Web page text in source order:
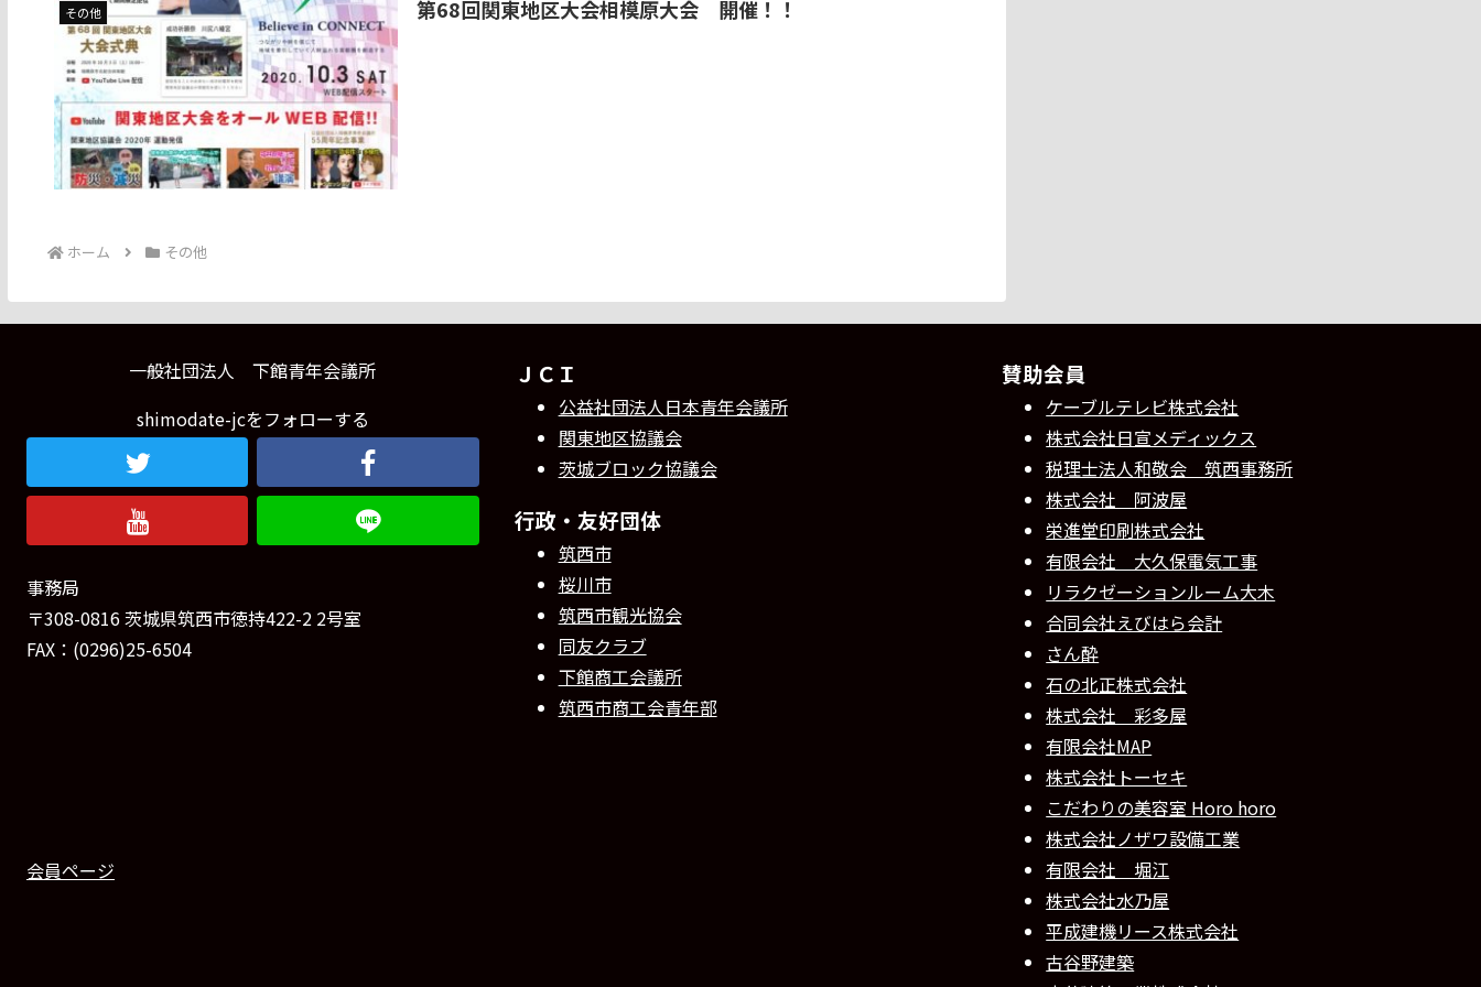
その他 第68回関東地区大会相模原大会 開催！！
ホーム その他
一般社団法人 下館青年会議所
shimodate-jcをフォローする
事務局
〒308-0816 茨城県筑西市徳持422-2 2号室
FAX：(0296)25-6504
会員ページ
ＪＣＩ
公益社団法人日本青年会議所
関東地区協議会
茨城ブロック協議会
行政・友好団体
筑西市
桜川市
筑西市観光協会
同友クラブ
下館商工会議所
筑西市商工会青年部
賛助会員
ケーブルテレビ株式会社
株式会社日宣メディックス
税理士法人和敬会 筑西事務所
株式会社 阿波屋
栄進堂印刷株式会社
有限会社 大久保電気工事
リラクゼーションルーム大木
合同会社えびはら会計
さん酔
石の北正株式会社
株式会社 彩多屋
有限会社MAP
株式会社トーセキ
こだわりの美容室 Horo horo
株式会社ノザワ設備工業
有限会社 堀江
株式会社水乃屋
平成建機リース株式会社
古谷野建築